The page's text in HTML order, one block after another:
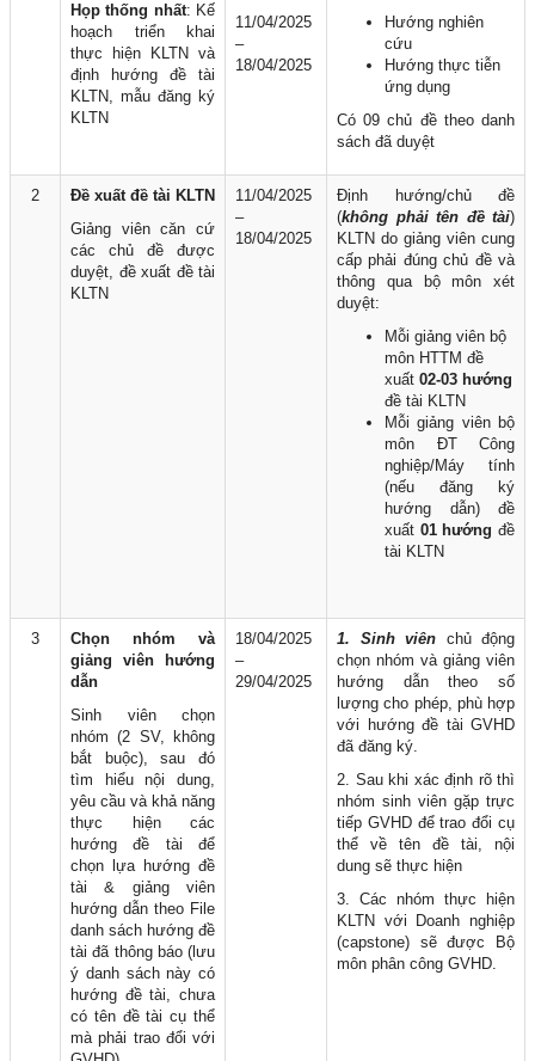
Họp thống nhất: Kế
hoạch triển khai
thực hiện KLTN và
định hướng đề tài
KLTN, mẫu đăng ký
KLTN
11/04/2025
–
18/04/2025
Hướng nghiên
cứu
Hướng thực tiễn
ứng dụng
Có 09 chủ đề theo danh
sách đã duyệt
2
Đề xuất đề tài KLTN
Giảng viên căn cứ
các chủ đề được
duyệt, đề xuất đề tài
KLTN
11/04/2025
–
18/04/2025
Định hướng/chủ đề
(không phải tên đề tài)
KLTN do giảng viên cung
cấp phải đúng chủ đề và
thông qua bộ môn xét
duyệt:
Mỗi giảng viên bộ
môn HTTM đề
xuất 02-03 hướng
đề tài KLTN
Mỗi giảng viên bộ
môn ĐT Công
nghiệp/Máy tính
(nếu đăng ký
hướng dẫn) đề
xuất 01 hướngđề
tài KLTN
3
Chọn nhóm và
giảng viên hướng
dẫn
Sinh viên chọn
nhóm (2 SV, không
bắt buộc), sau đó
tìm hiểu nội dung,
yêu cầu và khả năng
thực hiện các
hướng đề tài để
chọn lựa hướng đề
tài & giảng viên
hướng dẫn theo File
danh sách hướng đề
tài đã thông báo (lưu
ý danh sách này có
hướng đề tài, chưa
có tên đề tài cụ thể
mà phải trao đổi với
18/04/2025
–
29/04/2025
1. Sinh viên chủ động
chọn nhóm và giảng viên
hướng dẫn theo số
lượng cho phép, phù hợp
với hướng đề tài GVHD
đã đăng ký.
2. Sau khi xác định rõ thì
nhóm sinh viên gặp trực
tiếp GVHD để trao đổi cụ
thể về tên đề tài, nội
dung sẽ thực hiện
3. Các nhóm thực hiện
KLTN với Doanh nghiệp
(capstone) sẽ được Bộ
môn phân công GVHD.